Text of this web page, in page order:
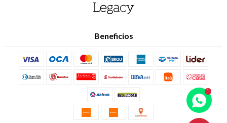
Beneficios